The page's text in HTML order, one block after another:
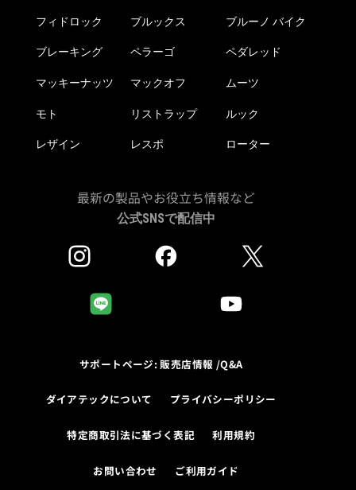
フィドロック ブルックス ブルーノ バイク
ブレーキング ペラーゴ ペダレッド
マッキーナッツ マックオフ ムーツ
モト リストラップ ルック
レザイン レスポ ローター
最新の製品やお役立ち情報など
公式SNSで配信中
サポートページ: 販売店情報 /Q&A
ダイアテックについて プライバシーポリシー
特定商取引法に基づく表記 利用規約
お問い合わせ ご利用ガイド